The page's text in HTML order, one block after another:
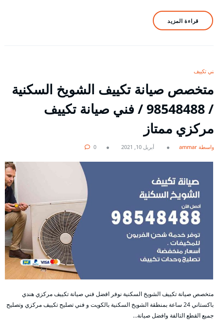
قراءة المزيد
فني تكييف
متخصص صيانة تكييف الشويخ السكنية
/ 98548488 / فني صيانة تكييف
مركزي ممتاز
بواسطة ammar أبريل 10, 2021 0
متخصص صيانة تكييف الشويخ السكنية نوفر افضل فني صيانة تكييف مركزي هندي
باكستاني 24 ساعة بمنطقة الشويخ السكنية بالكويت و فني تصليح تكييف مركزي وتصليح
جميع القطع التالفة وافضل صيانة…